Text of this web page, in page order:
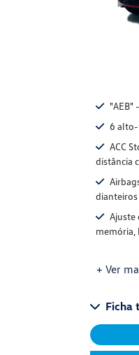
"AEB"
6
ACC
distância
dianteiros
Ajuste
memória,
+ Ver
Ficha